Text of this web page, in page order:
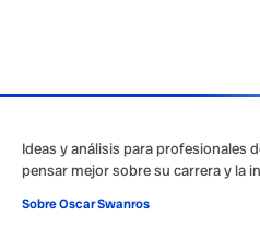
Ideas y análisis para profesionales
pensar mejor sobre su carrera y la
Sobre Oscar Swanros